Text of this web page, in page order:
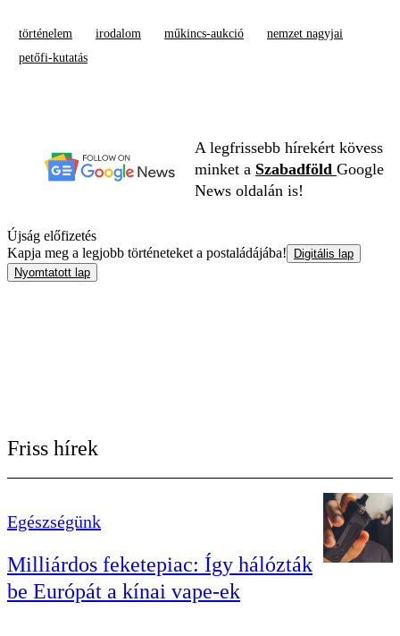
történelem irodalom műkincs-aukció
nemzet nagyjai
petőfi-kutatás
A legfrissebb hírekért kövess
minket a Szabadföld Google
News oldalán is!
Újság előfizetés
Kapja meg a legjobb történeteket a postaládájába!
Digitális lap
Nyomtatott lap
Friss hírek
Egészségünk
Milliárdos feketepiac: Így hálózták
be Európát a kínai vape-ek